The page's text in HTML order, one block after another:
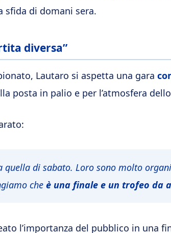
sfida di domani sera.
diversa”
Lautaro si aspetta una gara
posta in palio e per l’atmosfera
quella di sabato. Loro sono molto
che è una finale e un trofeo da
l’importanza del pubblico in una